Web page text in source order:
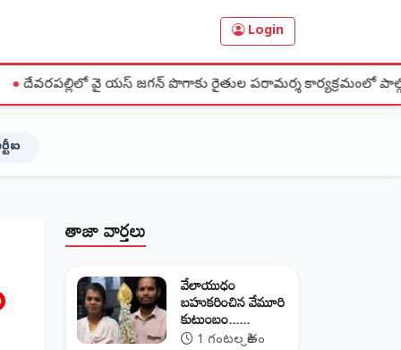
Login
యస్ జగన్ పొగాకు రైతుల పరామర్శ కార్యక్రమంలో పాల్గొన్న జిల్లా
తాజా వార్తలు
వేలాయుధం
బహుకరించిన వేమూరి
కుటుంబం......
1 గంటల క్రితం